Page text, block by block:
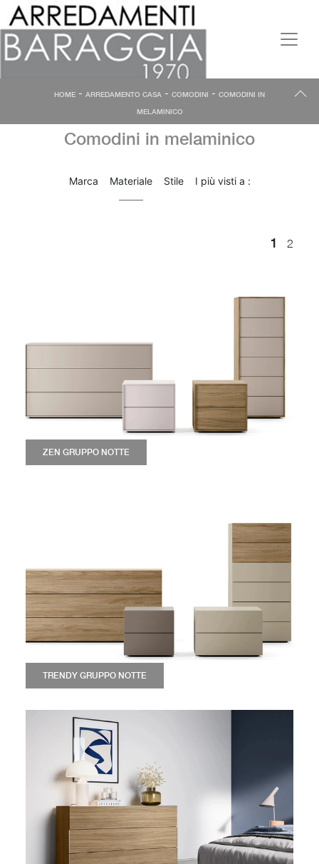
HOME - ARREDAMENTO CASA - COMODINI - COMODINI IN
MELAMINICO
Comodini in melaminico
Marca Materiale Stile I più visti a :
1 2
ZEN GRUPPO NOTTE
TRENDY GRUPPO NOTTE